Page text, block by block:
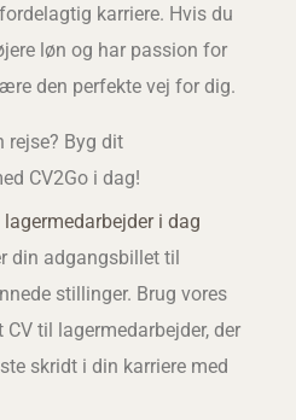
karriere. Hvis du
løn og har passion for
den perfekte vej for dig.
rejse? Byg dit
CV2Go i dag!
i dag
din adgangsbillet til
stillinger. Brug vores
til lagermedarbejder, der
skridt i din karriere med